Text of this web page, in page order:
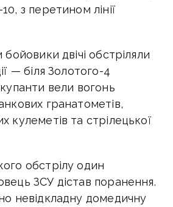
з перетином лінії
двічі обстріляли
— біля Золотого-4
вели вогонь
гранатометів,
кулеметів та стрілецької
обстрілу один
ЗСУ дістав поранення.
невідкладну домедичну